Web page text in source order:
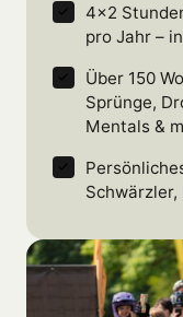
4×2
pro Jahr –
Über 150
Sprünge,
Mentals &
Schwärzler,